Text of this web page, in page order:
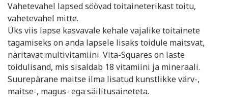
Vahetevahel lapsed söövad toitaineterikast toitu,
vahetevahel mitte.
Üks viis lapse kasvavale kehale vajalike toitainete
tagamiseks on anda lapsele lisaks toidule maitsvat,
näritavat multivitamiini. Vita-Squares on laste
toidulisand, mis sisaldab 18 vitamiini ja mineraali.
Suurepärane maitse ilma lisatud kunstlikke värv-,
maitse-, magus- ega säilitusaineteta.